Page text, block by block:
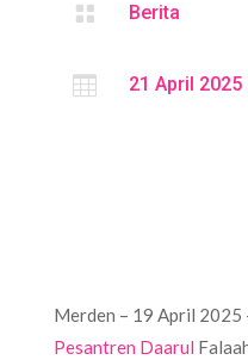
 Berita
 21 April 2025
Merden – 19 April 2025
Pesantren Daarul